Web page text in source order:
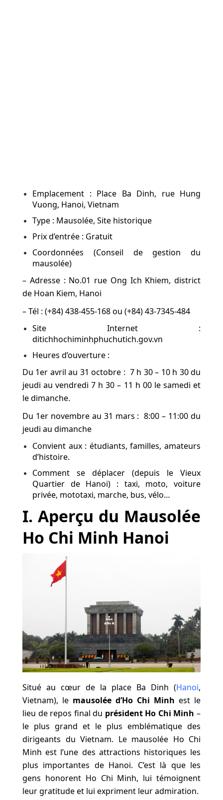
Emplacement : Place Ba Dinh, rue Hung
Vuong, Hanoi, Vietnam
Type : Mausolée, Site historique
Prix d’entrée : Gratuit
Coordonnées (Conseil de gestion du
mausolée)
– Adresse : No.01 rue Ong Ich Khiem, district
de Hoan Kiem, Hanoi
– Tél : (+84) 438-455-168 ou (+84) 43-7345-484
Site Internet :
ditichhochiminhphuchutich.gov.vn
Heures d’ouverture :
Du 1er avril au 31 octobre : 7 h 30 – 10 h 30 du
jeudi au vendredi 7 h 30 – 11 h 00 le samedi et
le dimanche.
Du 1er novembre au 31 mars : 8:00 – 11:00 du
jeudi au dimanche
Convient aux : étudiants, familles, amateurs
d’histoire.
Comment se déplacer (depuis le Vieux
Quartier de Hanoi) : taxi, moto, voiture
privée, mototaxi, marche, bus, vélo…
I. Aperçu du Mausolée
Ho Chi Minh Hanoi
Situé au cœur de la place Ba Dinh (Hanoi,
Vietnam), le mausolée d’Ho Chi Minh est le
lieu de repos final du président Ho Chi Minh –
le plus grand et le plus emblématique des
dirigeants du Vietnam. Le mausolée Ho Chi
Minh est l’une des attractions historiques les
plus importantes de Hanoi. C’est là que les
gens honorent Ho Chi Minh, lui témoignent
leur gratitude et lui expriment leur admiration.